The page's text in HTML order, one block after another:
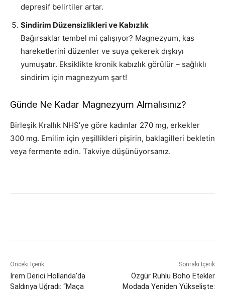
depresif belirtiler artar.
Sindirim Düzensizlikleri ve Kabızlık
Bağırsaklar tembel mi çalışıyor? Magnezyum, kas
hareketlerini düzenler ve suya çekerek dışkıyı
yumuşatır. Eksiklikte kronik kabızlık görülür – sağlıklı
sindirim için magnezyum şart!
Günde Ne Kadar Magnezyum Almalısınız?
Birleşik Krallık NHS’ye göre kadınlar 270 mg, erkekler
300 mg. Emilim için yeşillikleri pişirin, baklagilleri bekletin
veya fermente edin. Takviye düşünüyorsanız.
Önceki İçerik
İrem Derici Hollanda’da
Saldırıya Uğradı: “Maça
Sonraki İçerik
Özgür Ruhlu Boho Etekler
Modada Yeniden Yükselişte: